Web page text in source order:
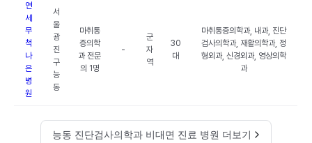
연
세
무
척
나
은
병
원
서
울
광
진
구
능
동
마취통
증의학
과 전문
의 1명
-
군
자
역
30
대
마취통증의학과, 내과, 진단
검사의학과, 재활의학과, 정
형외과, 신경외과, 영상의학
과
능동 진단검사의학과 비대면 진료 병원 더보기